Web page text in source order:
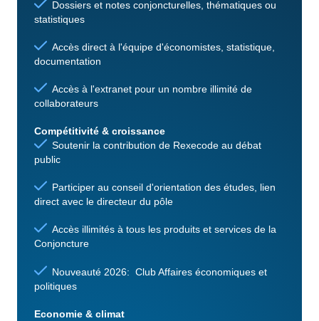
Dossiers et notes conjoncturelles, thématiques ou
statistiques
Accès direct à l'équipe d'économistes, statistique,
documentation
Accès à l'extranet pour un nombre illimité de
collaborateurs
Compétitivité & croissance
Soutenir la contribution de Rexecode au débat
public
Participer au conseil d'orientation des études, lien
direct avec le directeur du pôle
Accès illimités à tous les produits et services de la
Conjoncture
Nouveauté 2026: Club Affaires économiques et
politiques
Economie & climat